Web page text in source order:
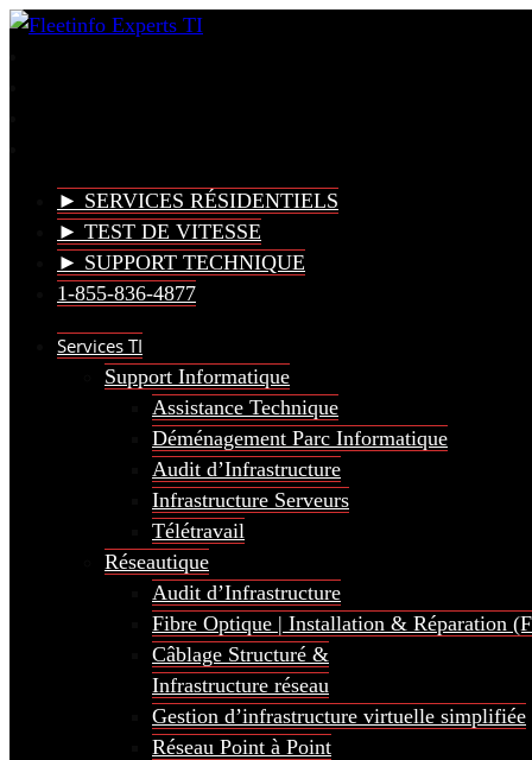
► SERVICES RÉSIDENTIELS
► TEST DE VITESSE
► SUPPORT TECHNIQUE
1-855-836-4877
Services TI
Support Informatique
Assistance Technique
Déménagement Parc Informatique
Audit d’Infrastructure
Infrastructure Serveurs
Télétravail
Réseautique
Audit d’Infrastructure
Fibre Optique | Installation & Réparation
Câblage Structuré &
Infrastructure réseau
Gestion d’infrastructure virtuelle simplifiée
Réseau Point à Point